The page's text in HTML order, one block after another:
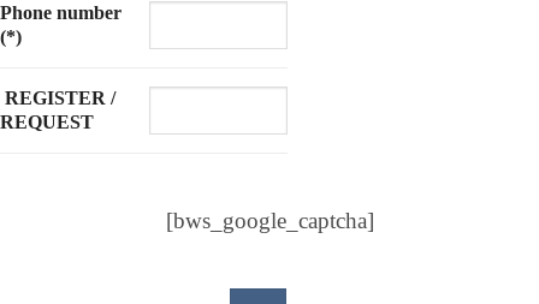
Phone number
(*)
REGISTER /
REQUEST
[bws_google_captcha]